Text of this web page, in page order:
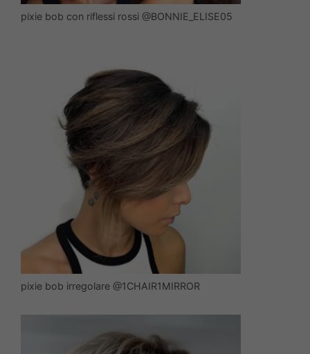
pixie bob con riflessi rossi @BONNIE_ELISE05
pixie bob irregolare @1CHAIR1MIRROR